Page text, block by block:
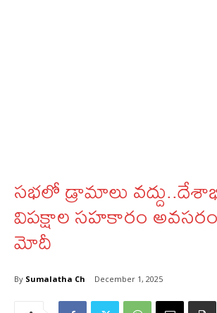
సభలో డ్రామాలు
విపక్షాల సహకారం
మోదీ
By Sumalatha Ch December 1, 2025